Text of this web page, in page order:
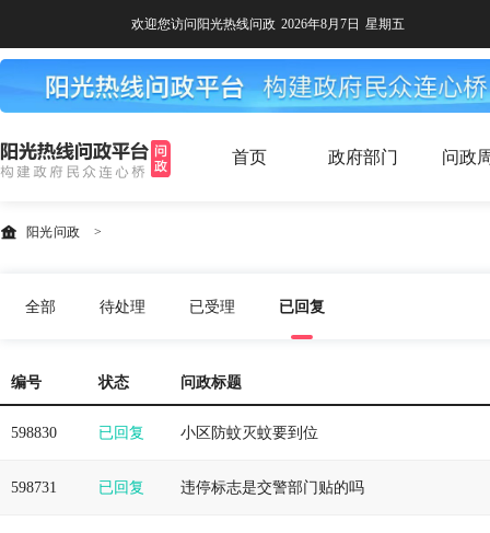
欢迎您访问阳光热线问政 2026年8月7日 星期五
首页 政府部门 问政
阳光问政 >
全部 待处理 已受理 已回复
编号 状态 问政标题
598830 已回复 小区防蚊灭蚊要到位
598731 已回复 违停标志是交警部门贴的吗